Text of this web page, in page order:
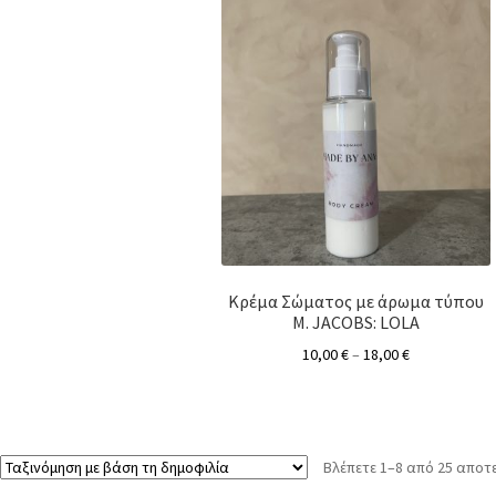
Κρέμα Σώματος με άρωμα τύπου
M. JACOBS: LOLA
10,00€– 18,00€
Βλέπετε 1–8 από 25